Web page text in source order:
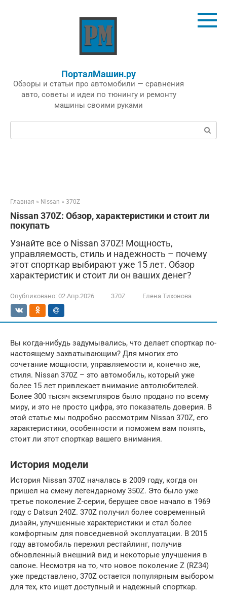
ПорталМашин.ру
Обзоры и статьи про автомобили — сравнения
авто, советы и идеи по тюнингу и ремонту
машины своими руками
Поиск:
Главная » Nissan » 370Z
Nissan 370Z: Обзор, характеристики и стоит ли
покупать
Узнайте все о Nissan 370Z! Мощность,
управляемость, стиль и надежность – почему
этот спорткар выбирают уже 15 лет. Обзор
характеристик и стоит ли он ваших денег?
Опубликовано: 02.Апр.2026 370Z Елена Тихонова
Вы когда-нибудь задумывались, что делает спорткар по-
настоящему захватывающим? Для многих это
сочетание мощности, управляемости и, конечно же,
стиля. Nissan 370Z – это автомобиль, который уже
более 15 лет привлекает внимание автолюбителей.
Более 300 тысяч экземпляров было продано по всему
миру, и это не просто цифра, это показатель доверия. В
этой статье мы подробно рассмотрим Nissan 370Z, его
характеристики, особенности и поможем вам понять,
стоит ли этот спорткар вашего внимания.
История модели
История Nissan 370Z началась в 2009 году, когда он
пришел на смену легендарному 350Z. Это было уже
третье поколение Z-серии, берущее свое начало в 1969
году с Datsun 240Z. 370Z получил более современный
дизайн, улучшенные характеристики и стал более
комфортным для повседневной эксплуатации. В 2015
году автомобиль пережил рестайлинг, получив
обновленный внешний вид и некоторые улучшения в
салоне. Несмотря на то, что новое поколение Z (RZ34)
уже представлено, 370Z остается популярным выбором
для тех, кто ищет доступный и надежный спорткар.